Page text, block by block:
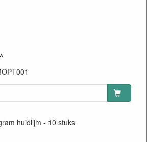
huidlijm - 10 stuks